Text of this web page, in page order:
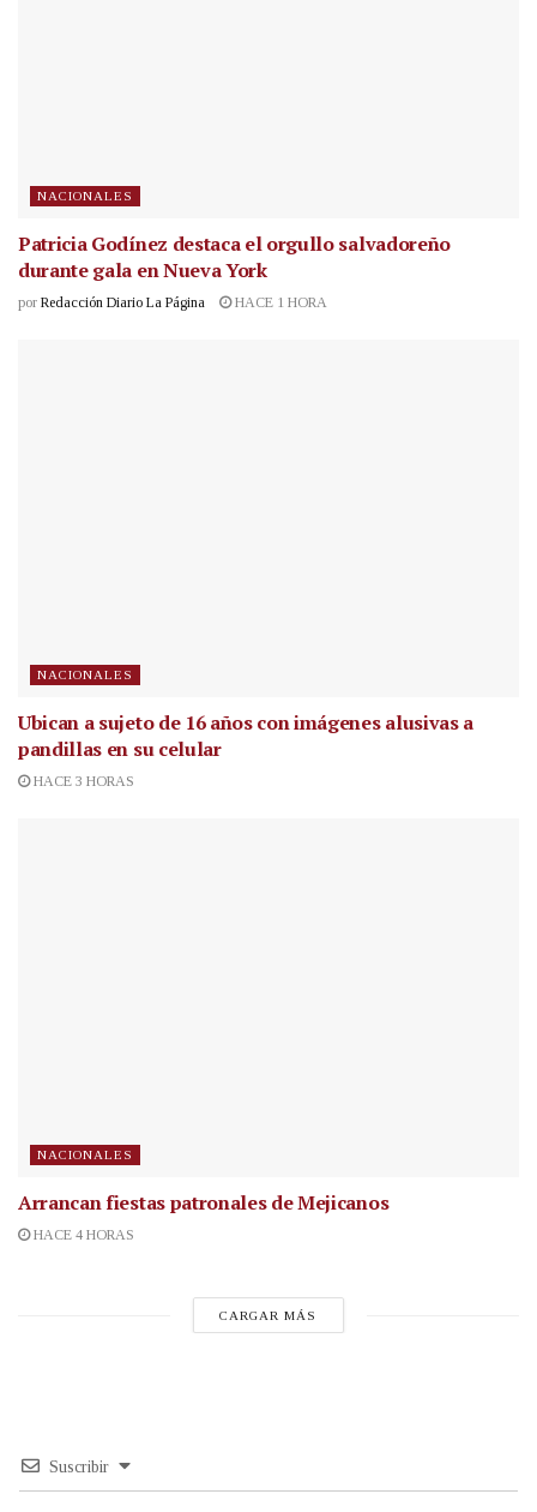
NACIONALES
Patricia Godínez destaca el orgullo salvadoreño
durante gala en Nueva York
por Redacción Diario La Página HACE 1 HORA
NACIONALES
Ubican a sujeto de 16 años con imágenes alusivas a
pandillas en su celular
HACE 3 HORAS
NACIONALES
Arrancan fiestas patronales de Mejicanos
HACE 4 HORAS
CARGAR MÁS
Suscribir